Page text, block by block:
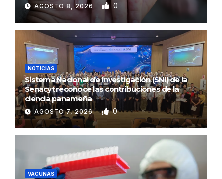
AGOSTO 8, 2026 0
NOTICIAS
Sistema Nacional de Investigación (SNI) de la
Senacyt reconoce las contribuciones de la
ciencia panameña
AGOSTO 7, 2026 0
VACUNAS